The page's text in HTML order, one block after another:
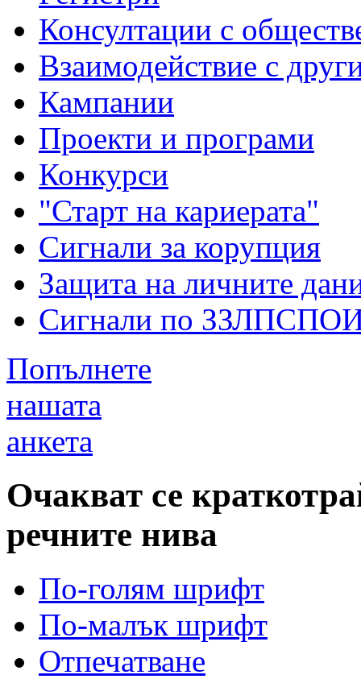
Консултации с
Взаимодействие с
Кампании
Проекти и програми
Конкурси
"Старт на кариерата"
Сигнали за корупция
Защита на личните
Сигнали по
Попълнете
нашата
анкета
Очакват се
речните нива
По-голям шрифт
По-малък шрифт
Отпечатване